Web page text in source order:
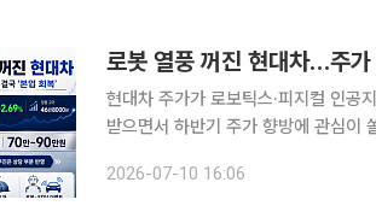
로봇 열풍 꺼진 현대차…주가
현대차 주가가 로보틱스·피지컬 인
받으면서 하반기 주가 향방에 관심이
다. 10일 한국거래소에 따르면 현대
2026-07-10 16:06